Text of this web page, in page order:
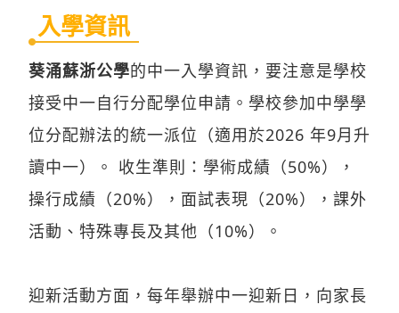
入學資訊
葵涌蘇浙公學的中一入學資訊，要注意是學校
接受中一自行分配學位申請。學校參加中學學
位分配辦法的統一派位（適用於2026 年9月升
讀中一）。 收生準則：學術成績（50%），
操行成績（20%），面試表現（20%），課外
活動、特殊專長及其他（10%）。
迎新活動方面，每年舉辦中一迎新日，向家長